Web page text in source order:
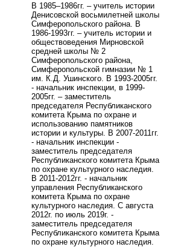
В 1985–1986гг. – учитель истории
Денисовской восьмилетней школы
Симферопольского района. В
1986-1993гг. – учитель истории и
обществоведения Мирновской
средней школы № 2
Симферопольского района,
Симферопольской гимназии № 1
им. К.Д. Ушинского. В 1993-2005гг.
- начальник инспекции, в 1999-
2005гг. – заместитель
председателя Республиканского
комитета Крыма по охране и
использованию памятников
истории и культуры. В 2007-2011гг.
- начальник инспекции -
заместитель председателя
Республиканского комитета Крыма
по охране культурного наследия.
В 2011-2012гг. - начальник
управления Республиканского
комитета Крыма по охране
культурного наследия. С августа
2012г. по июль 2019г. -
заместитель председателя
Республиканского комитета Крыма
по охране культурного наследия.